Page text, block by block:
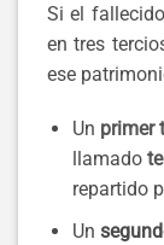
Si el
en tres
ese
Un primer
llamado
repartido
Un